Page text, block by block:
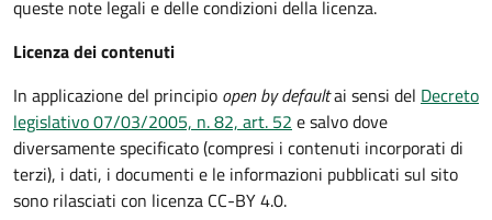
queste note legali e delle condizioni della licenza.
Licenza dei contenuti
In applicazione del principio open by defaultai sensi del Decreto
legislativo 07/03/2005, n. 82, art. 52 e salvo dove
diversamente specificato (compresi i contenuti incorporati di
terzi), i dati, i documenti e le informazioni pubblicati sul sito
sono rilasciati con licenza CC-BY 4.0.